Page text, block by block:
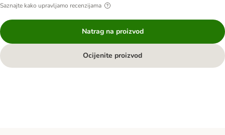
Saznajte kako upravljamo recenzijama
Natrag na proizvod
Ocijenite proizvod